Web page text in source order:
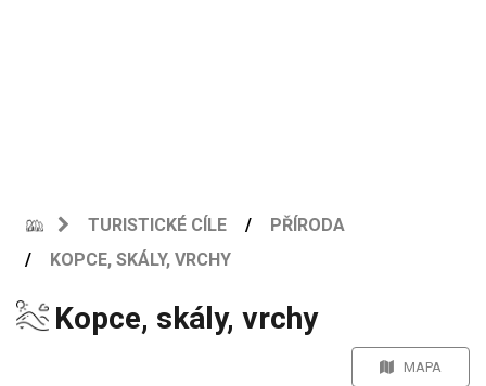
TURISTICKÉ CÍLE
PŘÍRODA
KOPCE, SKÁLY, VRCHY
Kopce, skály, vrchy
MAPA